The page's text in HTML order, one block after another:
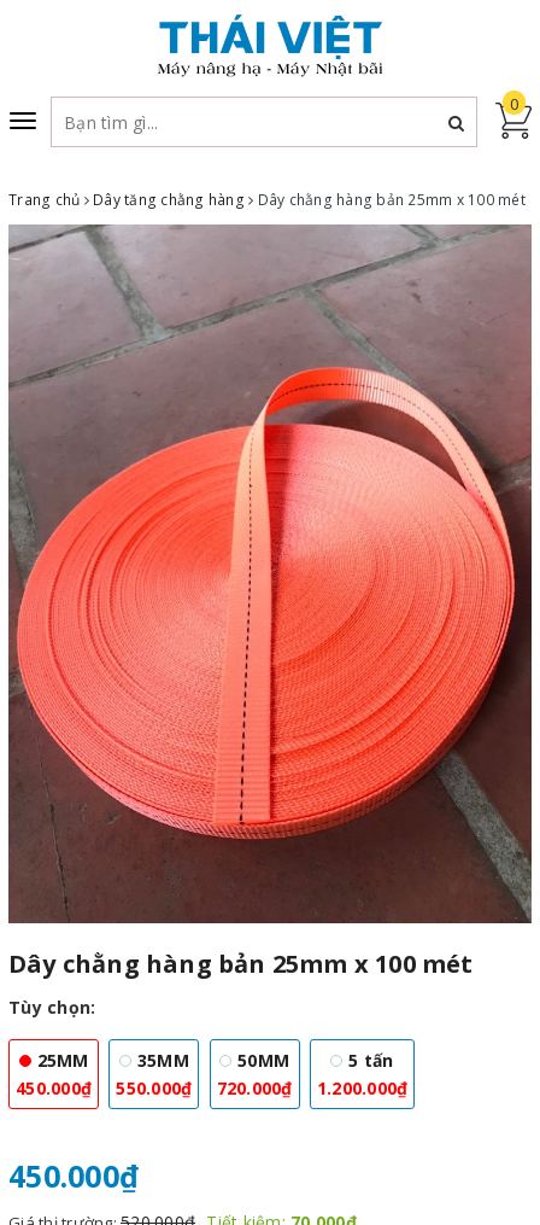
Toggle
navigation
0
Trang chủ Dây tăng chằng hàng Dây chằng hàng bản 25mm x 100 mét
Dây chằng hàng bản 25mm x 100 mét
Tùy chọn:
25MM
450.000₫
35MM
550.000₫
50MM
720.000₫
5 tấn
1.200.000₫
450.000₫